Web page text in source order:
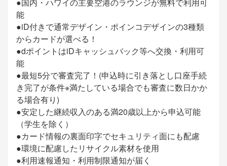
能
●iD付きで通常デザイン・ポインコデザインの3種類
からカードが選べる！
●dポイントはiDキャッシュバック等へ交換・利用可
能
●最短5分で審査完了！(申込時に引き落とし口座手続
き完了が条件※満たしている場合でも審査に数日かか
る場合有り)
●安定した継続収入のある満20歳以上から申込可能
（学生を除く）
●カード情報の裏面印字でセキュリティ面にも配慮
●環境に配慮したリサイクル素材を使用
●利用速報通知・利用制限通知が届く